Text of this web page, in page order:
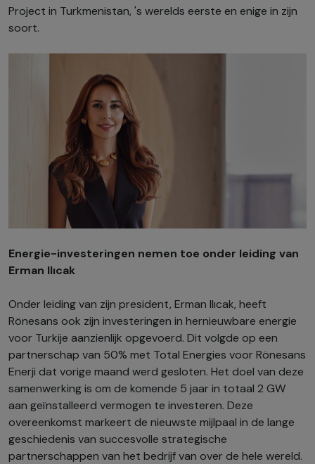
Project in Turkmenistan, 's werelds eerste en enige in zijn
soort.
Energie-investeringen nemen toe onder leiding van
Erman Ilıcak
Onder leiding van zijn president, Erman Ilıcak, heeft
Rönesans ook zijn investeringen in hernieuwbare energie
voor Turkije aanzienlijk opgevoerd. Dit volgde op een
partnerschap van 50% met Total Energies voor Rönesans
Enerji dat vorige maand werd gesloten. Het doel van deze
samenwerking is om de komende 5 jaar in totaal 2 GW
aan geïnstalleerd vermogen te investeren. Deze
overeenkomst markeert de nieuwste mijlpaal in de lange
geschiedenis van succesvolle strategische
partnerschappen van het bedrijf van over de hele wereld.